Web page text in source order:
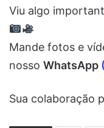
Viu algo
Mande fotos e
nosso WhatsApp
Sua colaboração